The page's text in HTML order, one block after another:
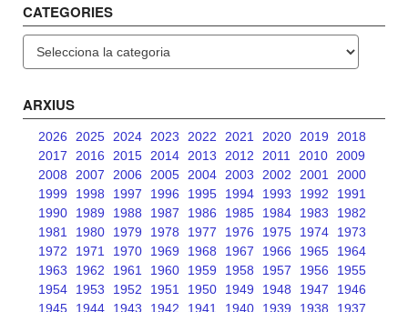
CATEGORIES
ARXIUS
2026 2025 2024 2023 2022 2021 2020 2019
2018
2017
2016 2015 2014 2013 2012 2011 2010
2009
2008
2007 2006 2005 2004 2003 2002 2001
2000
1999
1998 1997 1996 1995 1994 1993 1992
1991
1990
1989 1988 1987 1986 1985 1984 1983
1982
1981
1980 1979 1978 1977 1976 1975 1974
1973
1972
1971 1970 1969 1968 1967 1966 1965
1964
1963
1962 1961 1960 1959 1958 1957 1956
1955
1954
1953 1952 1951 1950 1949 1948 1947
1946
1945
1944 1943 1942 1941 1940 1939 1938
1937